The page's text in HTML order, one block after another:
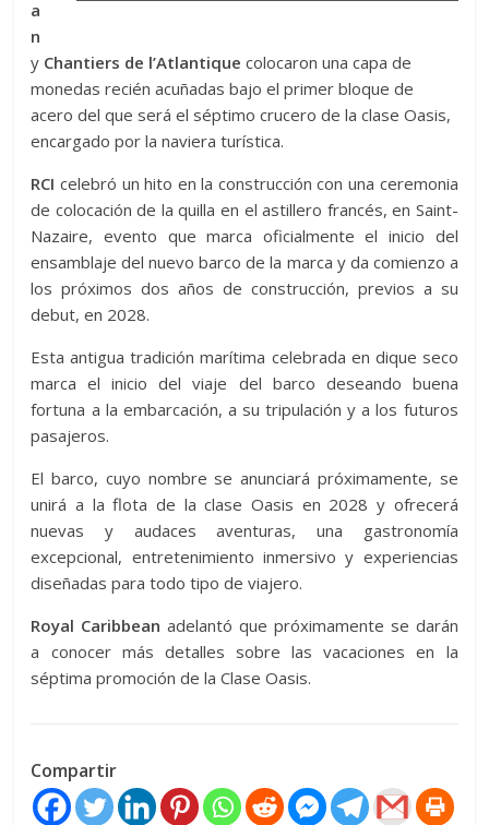
a
n
y Chantiers de l’Atlantique colocaron una capa de
monedas recién acuñadas bajo el primer bloque de
acero del que será el séptimo crucero de la clase Oasis,
encargado por la naviera turística.
RCI celebró un hito en la construcción con una ceremonia
de colocación de la quilla en el astillero francés, en Saint-
Nazaire, evento que marca oficialmente el inicio del
ensamblaje del nuevo barco de la marca y da comienzo a
los próximos dos años de construcción, previos a su
debut, en 2028.
Esta antigua tradición marítima celebrada en dique seco
marca el inicio del viaje del barco deseando buena
fortuna a la embarcación, a su tripulación y a los futuros
pasajeros.
El barco, cuyo nombre se anunciará próximamente, se
unirá a la flota de la clase Oasis en 2028 y ofrecerá
nuevas y audaces aventuras, una gastronomía
excepcional, entretenimiento inmersivo y experiencias
diseñadas para todo tipo de viajero.
Royal Caribbean adelantó que próximamente se darán
a conocer más detalles sobre las vacaciones en la
séptima promoción de la Clase Oasis.
Compartir